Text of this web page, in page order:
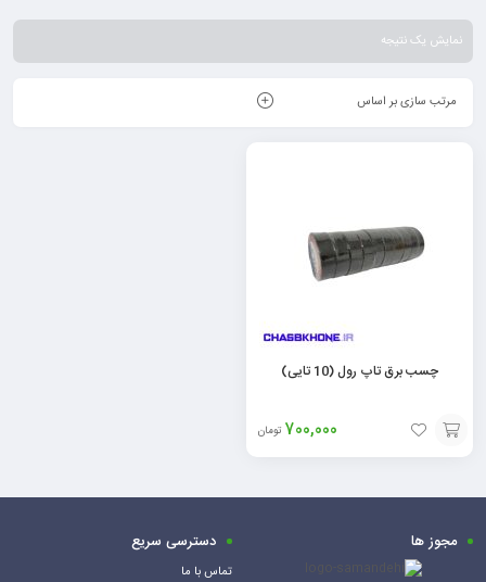
نمایش یک نتیجه
مرتب سازی بر اساس
چسب برق تاپ رول (10 تایی)
700,000 تومان
افزودن
به
مجوز ها دسترسی سریع
تماس با ما